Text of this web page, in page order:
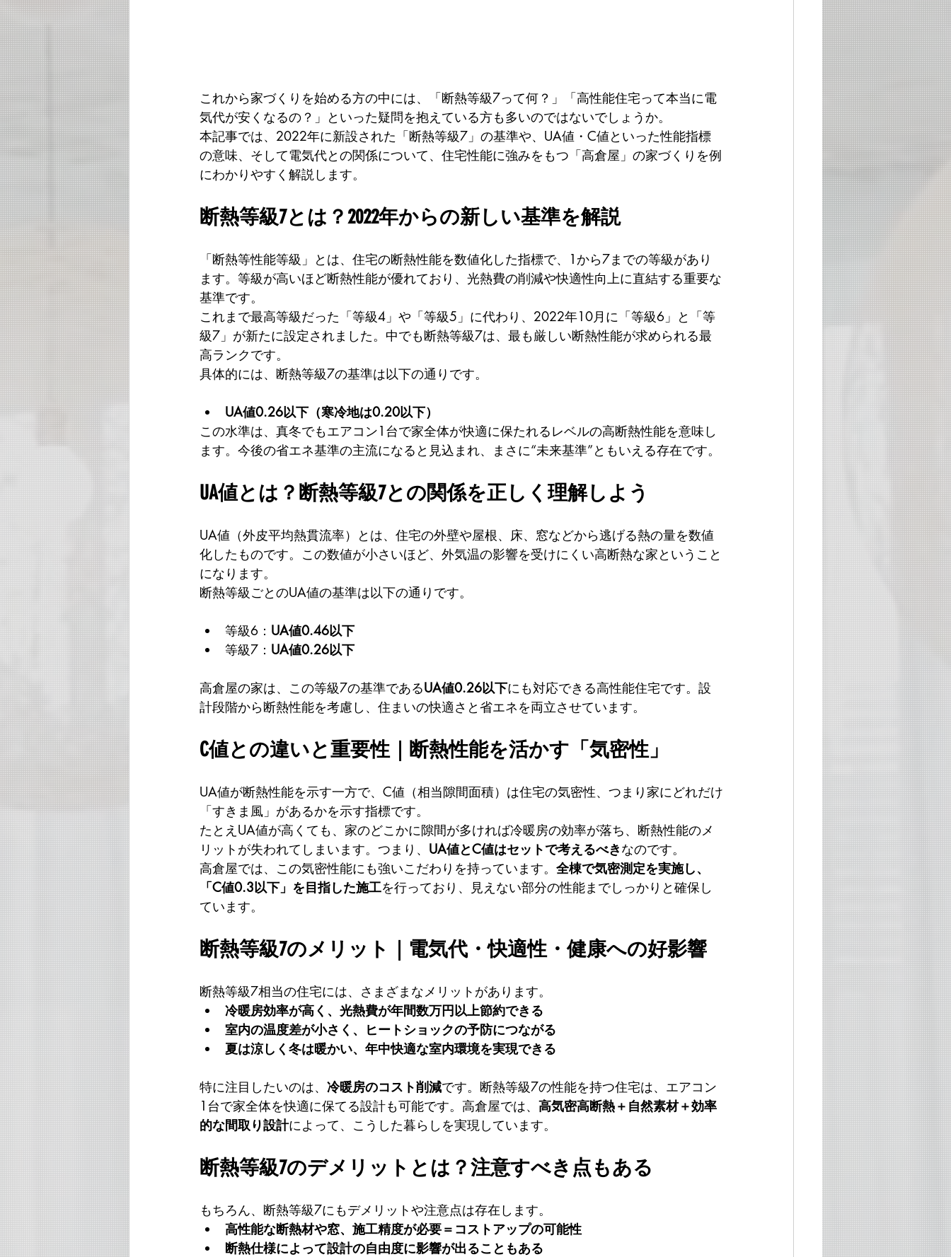
これから家づくりを始める方の中には、「断熱等級7って何？」「高性能住宅って本当に電
気代が安くなるの？」といった疑問を抱えている方も多いのではないでしょうか。
本記事では、2022年に新設された「断熱等級7」の基準や、UA値・C値といった性能指標
の意味、そして電気代との関係について、住宅性能に強みをもつ「高倉屋」の家づくりを例
にわかりやすく解説します。
断熱等級7とは？2022年からの新しい基準を解説
「断熱等性能等級」とは、住宅の断熱性能を数値化した指標で、1から7までの等級があり
ます。等級が高いほど断熱性能が優れており、光熱費の削減や快適性向上に直結する重要な
基準です。
これまで最高等級だった「等級4」や「等級5」に代わり、2022年10月に「等級6」と「等
級7」が新たに設定されました。中でも断熱等級7は、最も厳しい断熱性能が求められる最
高ランクです。
具体的には、断熱等級7の基準は以下の通りです。
UA値0.26以下（寒冷地は0.20以下）
この水準は、真冬でもエアコン1台で家全体が快適に保たれるレベルの高断熱性能を意味し
ます。今後の省エネ基準の主流になると見込まれ、まさに“未来基準”ともいえる存在です。
UA値とは？断熱等級7との関係を正しく理解しよう
UA値（外皮平均熱貫流率）とは、住宅の外壁や屋根、床、窓などから逃げる熱の量を数値
化したものです。この数値が小さいほど、外気温の影響を受けにくい高断熱な家ということ
になります。
断熱等級ごとのUA値の基準は以下の通りです。
等級6： UA値0.46以下
等級7： UA値0.26以下
高倉屋の家は、この等級7の基準であるUA値0.26以下にも対応できる高性能住宅です。設
計段階から断熱性能を考慮し、住まいの快適さと省エネを両立させています。
C値との違いと重要性｜断熱性能を活かす「気密性」
UA値が断熱性能を示す一方で、C値（相当隙間面積）は住宅の気密性、つまり家にどれだけ
「すきま風」があるかを示す指標です。
たとえUA値が高くても、家のどこかに隙間が多ければ冷暖房の効率が落ち、断熱性能のメ
リットが失われてしまいます。つまり、 UA値とC値はセットで考えるべきなのです。
高倉屋では、この気密性能にも強いこだわりを持っています。 全棟で気密測定を実施し、
「C値0.3以下」を目指した施工を行っており、見えない部分の性能までしっかりと確保し
ています。
断熱等級7のメリット｜電気代・快適性・健康への好影響
断熱等級7相当の住宅には、さまざまなメリットがあります。
冷暖房効率が高く、光熱費が年間数万円以上節約できる
室内の温度差が小さく、ヒートショックの予防につながる
夏は涼しく冬は暖かい、年中快適な室内環境を実現できる
特に注目したいのは、 冷暖房のコスト削減です。断熱等級7の性能を持つ住宅は、エアコン
1台で家全体を快適に保てる設計も可能です。高倉屋では、 高気密高断熱＋自然素材＋効率
的な間取り設計によって、こうした暮らしを実現しています。
断熱等級7のデメリットとは？注意すべき点もある
もちろん、断熱等級7にもデメリットや注意点は存在します。
高性能な断熱材や窓、施工精度が必要＝コストアップの可能性
断熱仕様によって設計の自由度に影響が出ることもある